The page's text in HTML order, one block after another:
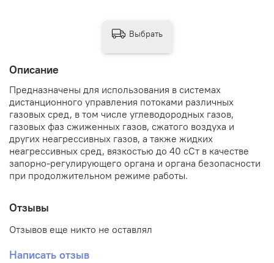
Описание
Предназначены для использования в системах
дистанционного управления потоками различных
газовых сред, в том числе углеводородных газов,
газовых фаз сжиженных газов, сжатого воздуха и
других неагрессивных газов, а также жидких
неагрессивных сред, вязкостью до 40 сСт в качестве
запорно-регулирующего органа и органа безопасности
при продолжительном режиме работы.
Отзывы
Отзывов еще никто не оставлял
Написать отзыв
Выбрать